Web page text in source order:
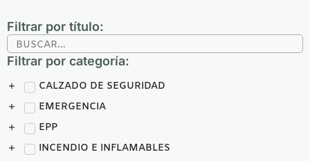
Filtrar por título:
Filtrar por categoría:
CALZADO DE SEGURIDAD
EMERGENCIA
EPP
INCENDIO E INFLAMABLES